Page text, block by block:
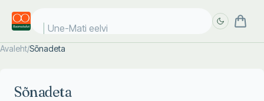
Une-Mati eelvii
Avaleht/Sõnadeta
Sõnadeta